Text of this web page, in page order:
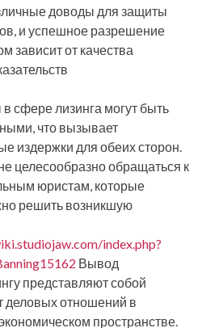
доводы для защиты
и успешное разрешение
зависит от качества
сфере лизинга могут быть
что вызывает
издержки для обеих сторон.
целесообразно обращаться к
юристам, которые
решить возникшую
index.php?
Вывод
представляют собой
деловых отношений в
пространстве.